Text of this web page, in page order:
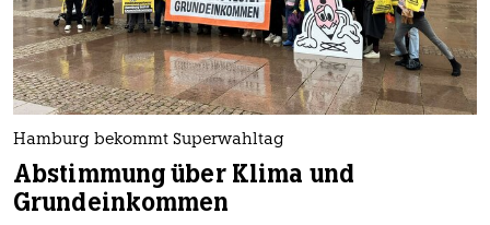
Hamburg bekommt Superwahltag
Abstimmung über Klima und
Grundeinkommen